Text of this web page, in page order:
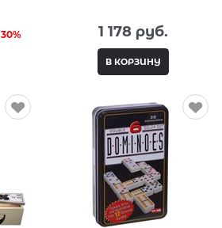
30% 1 178 руб.
В КОРЗИНУ